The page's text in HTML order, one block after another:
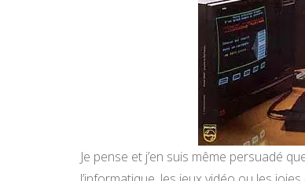
Je pense et j’en suis même persuadé